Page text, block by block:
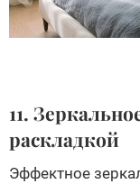
11.
раскладкой
Эффектное